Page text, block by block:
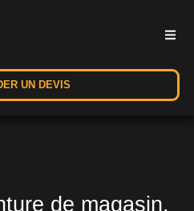
UN DEVIS
de magasin,